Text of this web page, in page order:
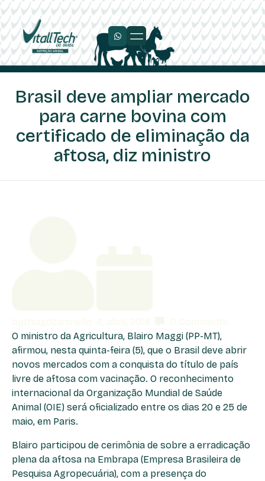
Brasil deve ampliar mercado
para carne bovina com
certificado de eliminação da
aftosa, diz ministro
O ministro da Agricultura, Blairo Maggi (PP-MT),
afirmou, nesta quinta-feira (5), que o Brasil deve abrir
novos mercados com a conquista do título de país
livre de aftosa com vacinação. O reconhecimento
internacional da Organização Mundial de Saúde
Animal (OIE) será oficializado entre os dias 20 e 25 de
maio, em Paris.
Blairo participou de cerimônia de sobre a erradicação
plena da aftosa na Embrapa (Empresa Brasileira de
Pesquisa Agropecuária), com a presença do